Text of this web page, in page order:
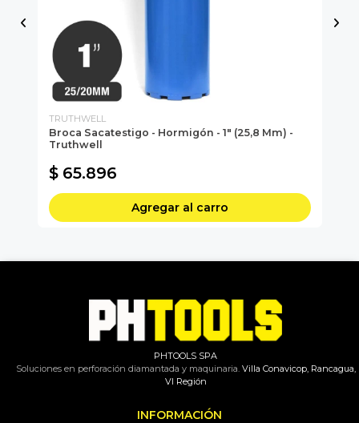
TRUTHWELL
Broca Sacatestigo - Hormigón - 1" (25,8 Mm) -
Truthwell
$ 65.896
Agregar al carro
PHTOOLS SPA
Soluciones en perforación diamantada y maquinaria.Villa Conavicop, Rancagua,
VI Región
INFORMACIÓN